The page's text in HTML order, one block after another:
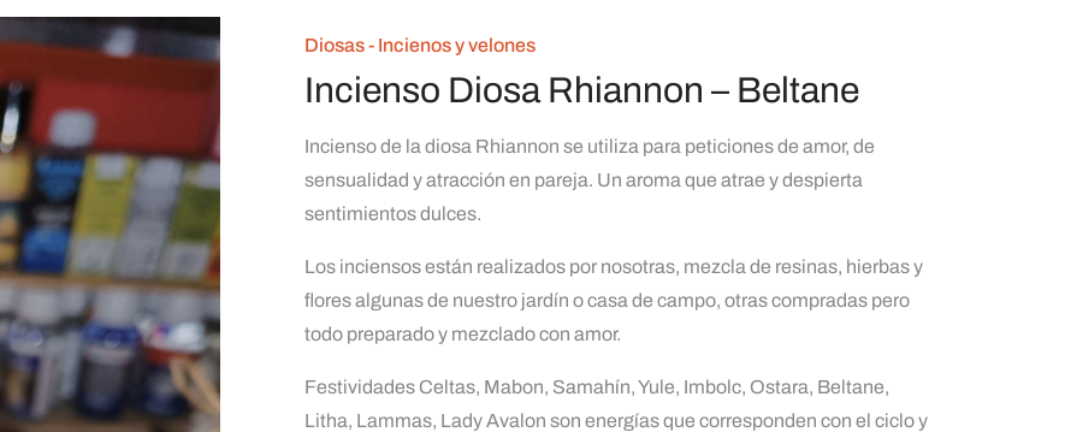
Diosas - Incienos y velones
Incienso Diosa Rhiannon – Beltane
Incienso de la diosa Rhiannon se utiliza para peticiones de amor, de
sensualidad y atracción en pareja. Un aroma que atrae y despierta
sentimientos dulces.
Los inciensos están realizados por nosotras, mezcla de resinas, hierbas y
flores algunas de nuestro jardín o casa de campo, otras compradas pero
todo preparado y mezclado con amor.
Festividades Celtas, Mabon, Samahín, Yule, Imbolc, Ostara, Beltane,
Litha, Lammas, Lady Avalon son energías que corresponden con el ciclo y